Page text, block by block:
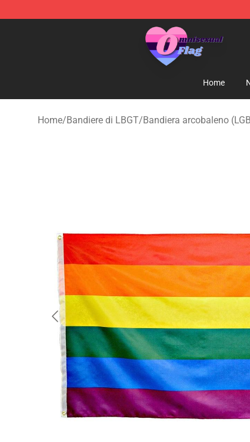
Omnisexual Flag Store - The Best Store of
Home
Home/Bandiere di LBGT/Bandiera arcobaleno